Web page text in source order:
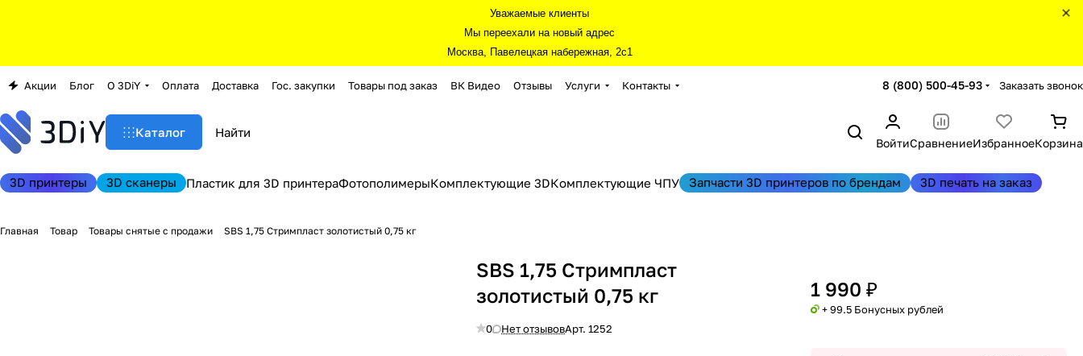
Уважаемые клиенты
Мы переехали на новый адрес
Москва, Павелецкая набережная, 2с1
Акции Блог О 3DiY Оплата Доставка Гос. закупки Товары под заказ ВК Видео Отзывы Услуги Контакты 8 (800) 500-45-93 Заказать звонок
Каталог
ВойтиСравнениеИзбранноеКорзина
3D принтеры 3D сканеры Пластик для 3D принтераФотополимерыКомплектующие 3DКомплектующие ЧПУ Запчасти 3D принтеров по брендам 3D печать на заказ
Главная Товар Товары снятые с продажи SBS 1,75 Стримпласт золотистый 0,75 кг
SBS 1,75 Стримпласт
золотистый 0,75 кг
0 Нет отзывовАрт.1252
1 990 ₽
+ 99.5 Бонусных рублей